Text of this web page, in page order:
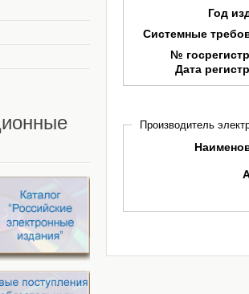
Год
Системные
№
Дата
Производитель